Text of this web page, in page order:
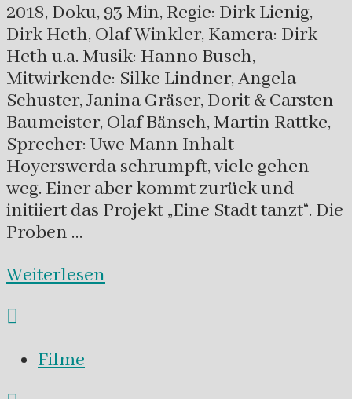
2018, Doku, 93 Min, Regie: Dirk Lienig,
Dirk Heth, Olaf Winkler, Kamera: Dirk
Heth u.a. Musik: Hanno Busch,
Mitwirkende: Silke Lindner, Angela
Schuster, Janina Gräser, Dorit & Carsten
Baumeister, Olaf Bänsch, Martin Rattke,
Sprecher: Uwe Mann Inhalt
Hoyerswerda schrumpft, viele gehen
weg. Einer aber kommt zurück und
initiiert das Projekt „Eine Stadt tanzt“. Die
Proben …
Weiterlesen
Filme